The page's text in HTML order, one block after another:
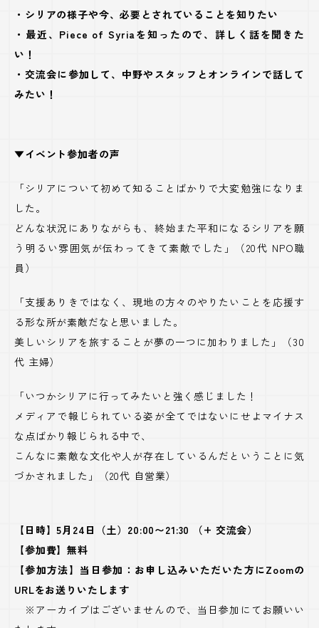
・シリアの様子や今、必要とされていることを知りたい
・最近、Piece of Syriaを知ったので、詳しく話を聞きた
い！
・交流会に参加して、中野やスタッフとオンラインで話して
みたい！
▼イベント参加者の声
「シリアについて初めて知ることばかりで大変勉強になりま
した。
どんな状況にありながらも、終始また平和になるシリアを願
う明るい雰囲気が伝わってきて素敵でした」（20代 NPO職
員）
「支援ありきではなく、現地の方々のやりたいことを応援す
る形な所が素敵だなと思いました。
美しいシリアを旅することが夢の一つに加わりました」（30
代 主婦）
「いつかシリアに行ってみたいと強く感じました！
メディアで報じられている姿が全てではないにせよマイナス
な点ばかり報じられる中で、
こんなに素敵な文化や人が存在しているんだということに気
づかされました」（20代 自営業）
【日時】5月24日（土）20:00〜21:30 （+ 交流会）
【参加費】無料
【参加方法】当日参加：お申し込みいただいた方にZoomの
URLをお送りいたします
※アーカイブはございませんので、当日参加にてお願いい